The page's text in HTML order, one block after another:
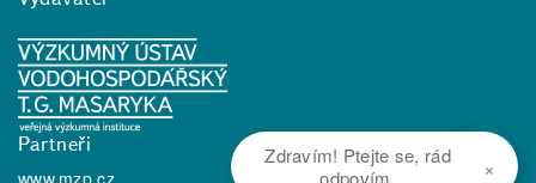
Partneři
www.mzp.cz
Zdravím! Ptejte se, rád
odpovím.
×